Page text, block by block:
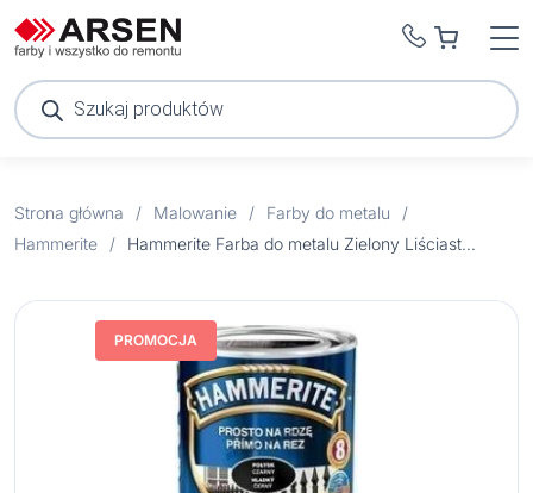
Wyszukiwarka
produktów
Strona główna / Malowanie / Farby do metalu
/
Hammerite
/ Hammerite Farba do metalu Zielony Liściasty połysk 0,25 l
PROMOCJA